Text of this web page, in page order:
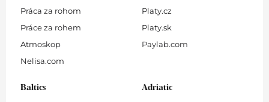
Práca za rohom
Práce za rohem
Atmoskop
Nelisa.com
Platy.cz
Platy.sk
Paylab.com
Baltics Adriatic